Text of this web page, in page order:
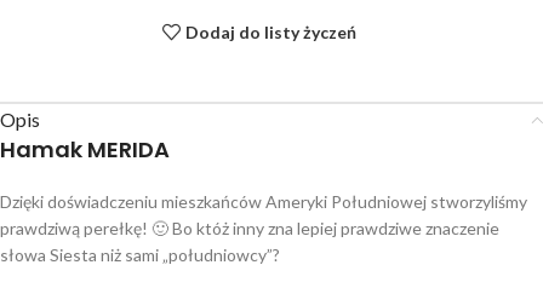
Dodaj do listy życzeń
Opis
Hamak MERIDA
Dzięki doświadczeniu mieszkańców Ameryki Południowej stworzyliśmy
prawdziwą perełkę! 🙂 Bo któż inny zna lepiej prawdziwe znaczenie
słowa Siesta niż sami „południowcy”?